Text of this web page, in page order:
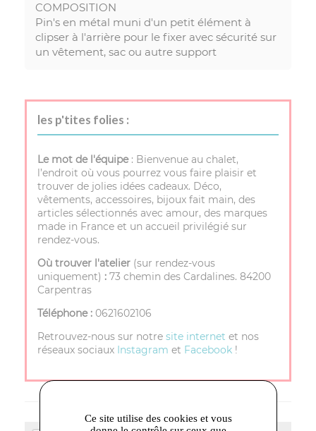
COMPOSITION
Pin's en métal muni d'un petit élément à
clipser à l'arrière pour le fixer avec sécurité sur
un vêtement, sac ou autre support
les p'tites folies :
Le mot de l'équipe: Bienvenue au chalet,
l’endroit où vous pourrez vous faire plaisir et
trouver de jolies idées cadeaux. Déco,
vêtements, accessoires, bijoux fait main, des
articles sélectionnés avec amour, des marques
made in France et un accueil privilégié sur
rendez-vous.
Où trouver l'atelier (sur rendez-vous
uniquement) : 73 chemin des Cardalines. 84200
Carpentras
Téléphone : 0621602106
Retrouvez-nous sur notre site internet et nos
réseaux sociaux Instagram et Facebook !
Ce site utilise des cookies et vous